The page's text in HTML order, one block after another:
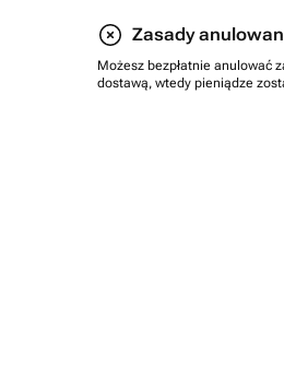
Zasady
Możesz bezpłatnie anulować
dostawą, wtedy pieniądze